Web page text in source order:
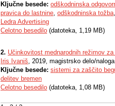
Ključne besede: odškodninska
pravica do lastnine, odškodninska tožba
Ledra Advertising
Celotno besedilo (datoteka, 1,19 MB)
2. Učinkovitost mednarodnih režimov
Iris Ivaniš, 2019, magistrsko delo/naloga
Ključne besede: sistemi za zaščito
delitev bremen
Celotno besedilo (datoteka, 1,08 MB)